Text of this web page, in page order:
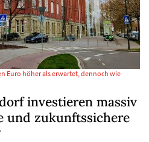
Euro höher als erwartet, dennoch wie
investieren massiv
und zukunftssichere